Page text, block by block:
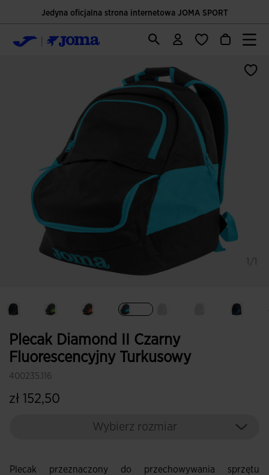
Jedyna oficjalna strona internetowa JOMA SPORT
Plecak Diamond II Czarny
Fluorescencyjny Turkusowy
400235.116
zł 152,50
Wybierz rozmiar
Plecak przeznaczony do przechowywania sprzętu